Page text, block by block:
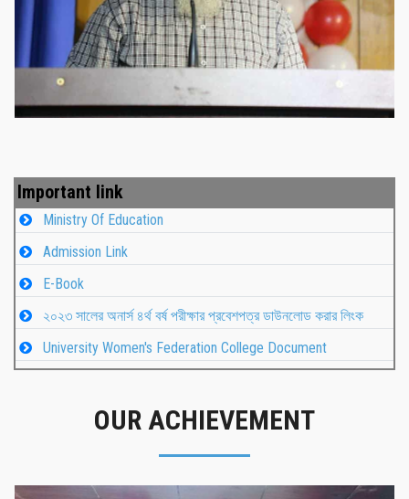
Important link
Ministry Of Education
Admission Link
E-Book
২০২৩ সালের অনার্স ৪র্থ বর্ষ পরীক্ষার প্রবেশপত্র ডাউনলোড করার লিংক
University Women's Federation College Document
OUR ACHIEVEMENT